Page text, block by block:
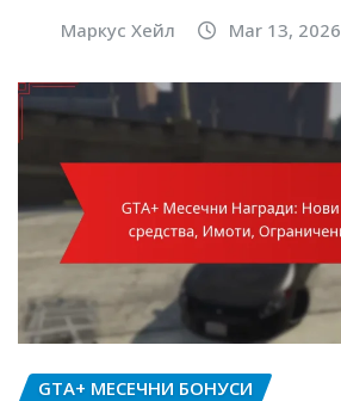
Маркус Хейл Mar 13, 2026
GTA+ МЕСЕЧНИ БОНУСИ